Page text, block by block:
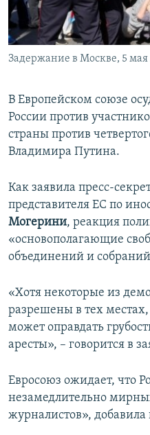
ПОБЕДИТЕЛЕЙ НЕ СУДЯТ?
КРЫМ.НЕПОКОРЕННЫЙ
ELIFBE
ПРИСОЕДИНЯЙТЕСЬ!
Все сайты RFE/RL
Задержание в Москве, 5 мая
В Европейском союзе
России против
страны против
Владимира Путина.
Как заявила пресс-
представителя ЕС по
Могерини, реакция
«основополагающие
объединений и
«Хотя некоторые из
разрешены в тех
может оправдать
аресты», – говорится в
Евросоюз ожидает, что
незамедлительно
журналистов», добавила